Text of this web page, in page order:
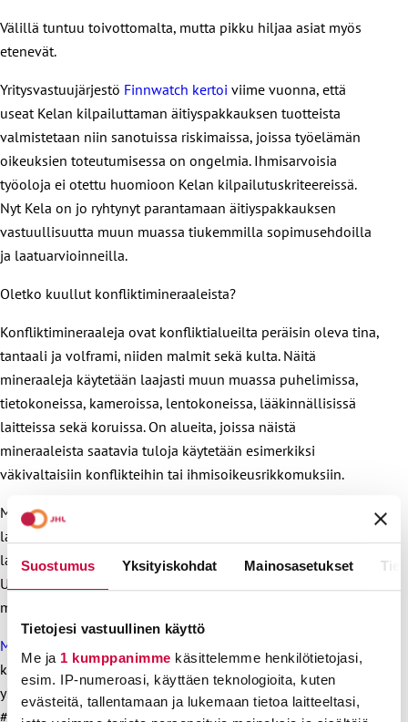
Suostumus Yksityiskohdat Mainosasetukset
Tietojesi vastuullinen käyttö
Me ja 1 kumppanimme käsittelemme henkilötietojasi,
esim. IP-numeroasi, käyttäen teknologioita, kuten
evästeitä, tallentamaan ja lukemaan tietoa laitteeltasi,
Välillä tuntuu toivottomalta, mutta pikku hiljaa asiat myös
etenevät.
Yritysvastuujärjestö Finnwatch kertoi viime vuonna, että
useat Kelan kilpailuttaman äitiyspakkauksen tuotteista
valmistetaan niin sanotuissa riskimaissa, joissa työelämän
oikeuksien toteutumisessa on ongelmia. Ihmisarvoisia
työoloja ei otettu huomioon Kelan kilpailutuskriteereissä.
Nyt Kela on jo ryhtynyt parantamaan äitiyspakkauksen
vastuullisuutta muun muassa tiukemmilla sopimusehdoilla
ja laatuarvioinneilla.
Oletko kuullut konfliktimineraaleista?
Konfliktimineraaleja ovat konfliktialueilta peräisin oleva tina,
tantaali ja volframi, niiden malmit sekä kulta. Näitä
mineraaleja käytetään laajasti muun muassa puhelimissa,
tietokoneissa, kameroissa, lentokoneissa, lääkinnällisissä
laitteissa sekä koruissa. On alueita, joissa näistä
mineraaleista saatavia tuloja käytetään esimerkiksi
väkivaltaisiin konflikteihin tai ihmisoikeusrikkomuksiin.
Meillä Suomessa eduskunta käsittelee parhaillaan
lakiesitystä konfliktimineraaleista. Näin meidän
lainsäädäntömme saadaan vastaamaan EU:n lainsäädäntöä.
Uusi lainsäädäntö tuo velvoitteita näiden mineraalien
maahantuojille.
Me JHL:ssä toivomme
kaikkia yrityksiä ja ihmisoikeuksia koskeva laki yritysten
yhteiskuntavastuusta. Liitto on seurannut asiaa tiiviisti aina
#Ykkösketjuun -kampanjasta asti jalausui kantansalakia